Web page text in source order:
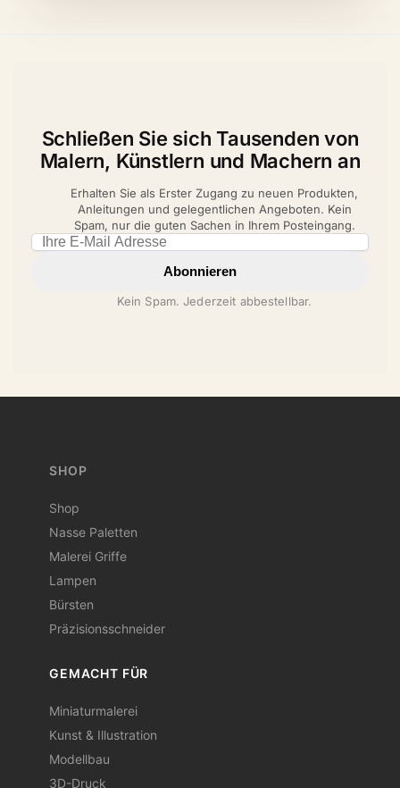
Schließen Sie sich Tausenden von
Malern, Künstlern und Machern an
Erhalten Sie als Erster Zugang zu neuen Produkten,
Anleitungen und gelegentlichen Angeboten. Kein
Spam, nur die guten Sachen in Ihrem Posteingang.
Email address
Abonnieren
Kein Spam. Jederzeit abbestellbar.
SHOP
Shop
Nasse Paletten
Malerei Griffe
Lampen
Bürsten
Präzisionsschneider
GEMACHT FÜR
Miniaturmalerei
Kunst & Illustration
Modellbau
3D-Druck